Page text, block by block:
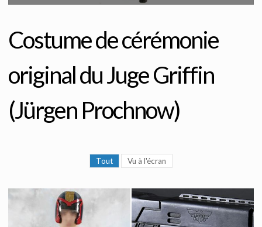
Costume de cérémonie
original du Juge Griffin
(Jürgen Prochnow)
Tout Vu à l'écran